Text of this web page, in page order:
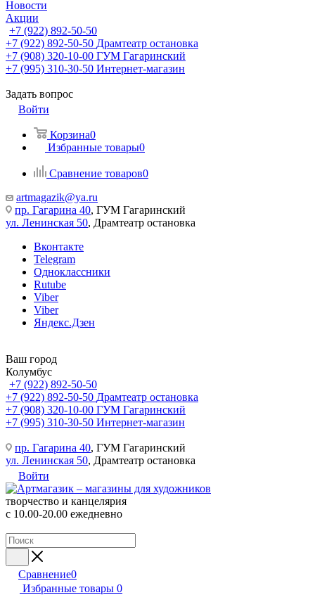
Новости
Акции
+7 (922) 892-50-50
+7 (922) 892-50-50 Драмтеатр остановка
+7 (908) 320-10-00 ГУМ Гагаринский
+7 (995) 310-30-50 Интернет-магазин
Задать вопрос
Войти
Корзина0
Избранные товары0
Сравнение товаров0
artmagazik@ya.ru
пр. Гагарина 40, ГУМ Гагаринский
ул. Ленинская 50, Драмтеатр остановка
Вконтакте
Telegram
Одноклассники
Rutube
Viber
Viber
Яндекс.Дзен
Ваш город
Колумбус
+7 (922) 892-50-50
+7 (922) 892-50-50 Драмтеатр остановка
+7 (908) 320-10-00 ГУМ Гагаринский
+7 (995) 310-30-50 Интернет-магазин
пр. Гагарина 40, ГУМ Гагаринский
ул. Ленинская 50, Драмтеатр остановка
Войти
творчество и канцелярия
с 10.00-20.00 ежедневно
Сравнение0
Избранные товары 0